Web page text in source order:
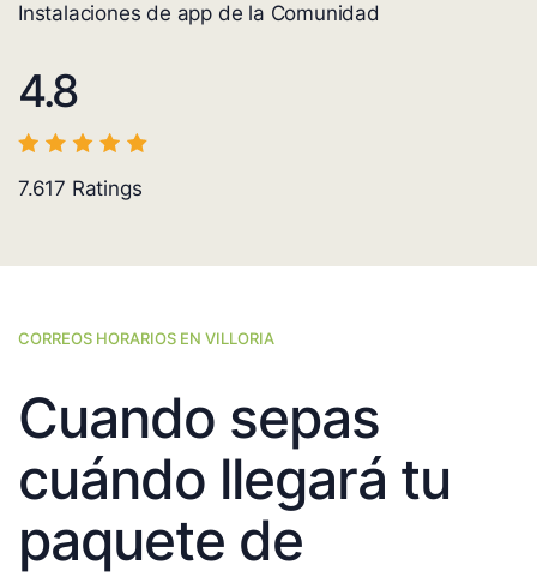
Instalaciones de app de la Comunidad
4.8
7.617 Ratings
CORREOS HORARIOS EN VILLORIA
Cuando sepas
cuándo llegará tu
paquete de